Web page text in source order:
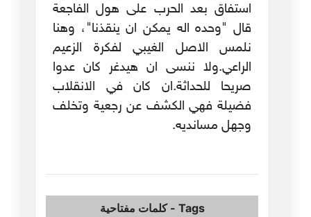
استفاق بعد الحرب على هول الفاجعة
قال "وحده اله يمكن ان ينقذنا"، وهنا
نلمس الاصل الغيبي لفكرة الزعيم
الراعي.ولا ننسى ان هيدغر كان عدوا
صريحا للحداثة.ان كان في الانقلاب
فضيلة فهي الكشف عن رجعية وتخلف
وجهل مسانديه.
Tags
-كلمات مفتاحية